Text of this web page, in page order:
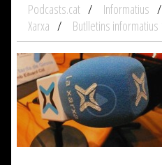
Podcasts.cat Informatius
Xarxa
Butlletins informatius